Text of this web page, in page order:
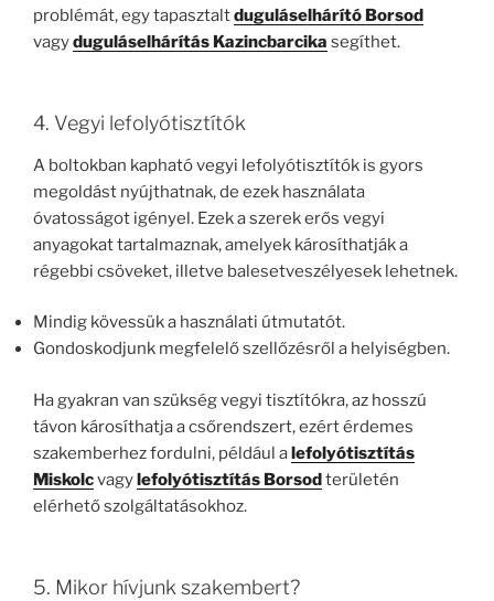
problémát, egy tapasztaltduguláselhárító Borsod
vagyduguláselhárítás Kazincbarcika segíthet.
4. Vegyi lefolyótisztítók
A boltokban kapható vegyi lefolyótisztítók is gyors
megoldást nyújthatnak, de ezek használata
óvatosságot igényel. Ezek a szerek erős vegyi
anyagokat tartalmaznak, amelyek károsíthatják a
régebbi csöveket, illetve balesetveszélyesek lehetnek.
Mindig kövessük a használati útmutatót.
Gondoskodjunk megfelelő szellőzésről a helyiségben.
Ha gyakran van szükség vegyi tisztítókra, az hosszú
távon károsíthatja a csőrendszert, ezért érdemes
szakemberhez fordulni, például alefolyótisztítás
Miskolcvagylefolyótisztítás Borsodterületén
elérhető szolgáltatásokhoz.
5. Mikor hívjunk szakembert?